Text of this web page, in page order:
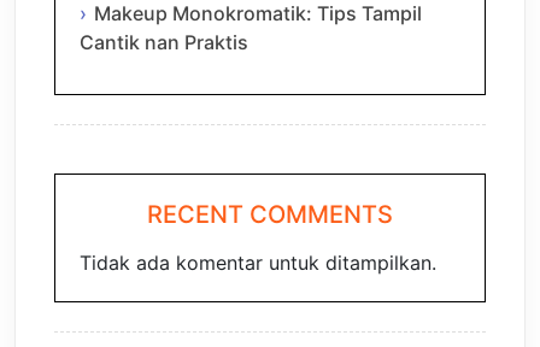
Makeup Monokromatik: Tips Tampil
Cantik nan Praktis
RECENT COMMENTS
Tidak ada komentar untuk ditampilkan.